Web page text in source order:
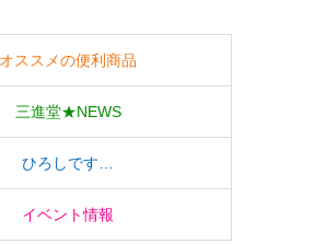
オススメの便利商品
三進堂★NEWS
ひろしです…
イベント情報